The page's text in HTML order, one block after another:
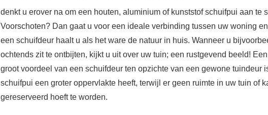
denkt u erover na om een houten, aluminium of kunststof schuifpui aan te
Voorschoten? Dan gaat u voor een ideale verbinding tussen uw woning
een schuifdeur haalt u als het ware de natuur in huis. Wanneer u
ochtends zit te ontbijten, kijkt u uit over uw tuin; een rustgevend beeld!
groot voordeel van een schuifdeur ten opzichte van een gewone tuindeur
schuifpui een groter oppervlakte heeft, terwijl er geen ruimte in uw tuin of
gereserveerd hoeft te worden.